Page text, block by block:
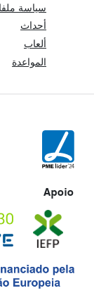
سياسة
أحداث
ألعاب
المواعدة
Apoio